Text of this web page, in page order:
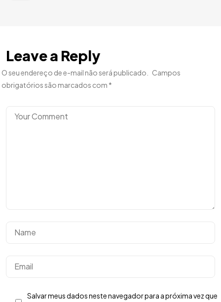
Leave a Reply
O seu endereço de e-mail não será publicado.
Campos
obrigatórios são marcados com *
Salvar meus dados neste navegador para a próxima vez que